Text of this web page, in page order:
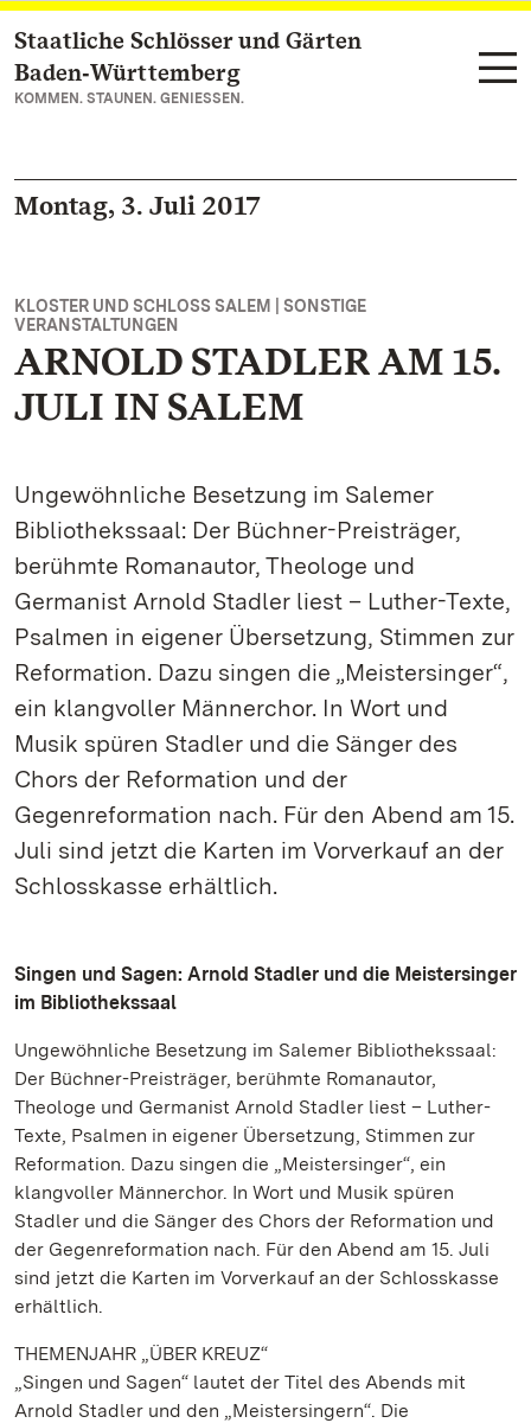
Zum Hauptinhalt springen
Staatliche Schlösser und Gärten
Baden‑Württemberg
KOMMEN. STAUNEN. GENIESSEN.
Montag, 3. Juli 2017
KLOSTER UND SCHLOSS SALEM | SONSTIGE
VERANSTALTUNGEN
ARNOLD STADLER AM 15.
JULI IN SALEM
Ungewöhnliche Besetzung im Salemer
Bibliothekssaal: Der Büchner-Preisträger,
berühmte Romanautor, Theologe und
Germanist Arnold Stadler liest – Luther-Texte,
Psalmen in eigener Übersetzung, Stimmen zur
Reformation. Dazu singen die „Meistersinger“,
ein klangvoller Männerchor. In Wort und
Musik spüren Stadler und die Sänger des
Chors der Reformation und der
Gegenreformation nach. Für den Abend am 15.
Juli sind jetzt die Karten im Vorverkauf an der
Schlosskasse erhältlich.
Singen und Sagen: Arnold Stadler und die Meistersinger
im Bibliothekssaal
Ungewöhnliche Besetzung im Salemer Bibliothekssaal:
Der Büchner-Preisträger, berühmte Romanautor,
Theologe und Germanist Arnold Stadler liest – Luther-
Texte, Psalmen in eigener Übersetzung, Stimmen zur
Reformation. Dazu singen die „Meistersinger“, ein
klangvoller Männerchor. In Wort und Musik spüren
Stadler und die Sänger des Chors der Reformation und
der Gegenreformation nach. Für den Abend am 15. Juli
sind jetzt die Karten im Vorverkauf an der Schlosskasse
erhältlich.
THEMENJAHR „ÜBER KREUZ“
„Singen und Sagen“ lautet der Titel des Abends mit
Arnold Stadler und den „Meistersingern“. Die